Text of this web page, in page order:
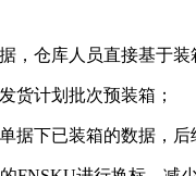
，仓库人员直接基于
货计划批次预装箱；
据下已装箱的数据，